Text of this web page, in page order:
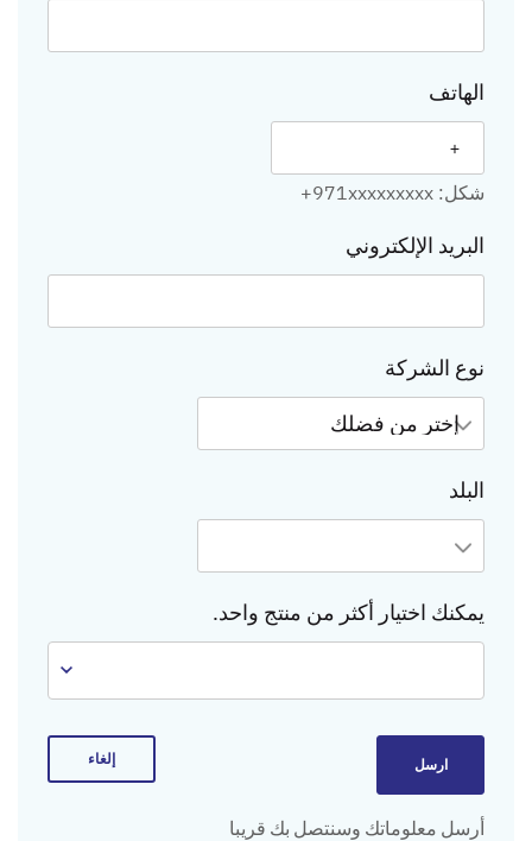
الهاتف
شكل: 971xxxxxxxxx+
البريد الإلكتروني
نوع الشركة
البلد
يمكنك اختيار أكثر من منتج واحد.
ارسل إلغاء
أرسل معلوماتك وسنتصل بك قريبا